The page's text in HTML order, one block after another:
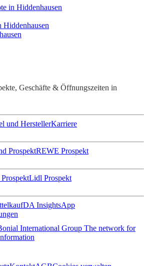
in Hiddenhausen
Hiddenhausen
Geschäfte & Öffnungszeiten in
und HerstellerKarriere
ProspektREWE Prospekt
Lidl Prospekt
kaufDA InsightsApp
International Group The network for